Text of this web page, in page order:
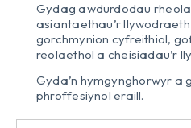
Gydag awdurdodau
asiantaethau’r
gorchmynion cyfreithiol,
reolaethol a cheisiadau’r
Gyda’n hymgynghorwyr a
phroffesiynol eraill.